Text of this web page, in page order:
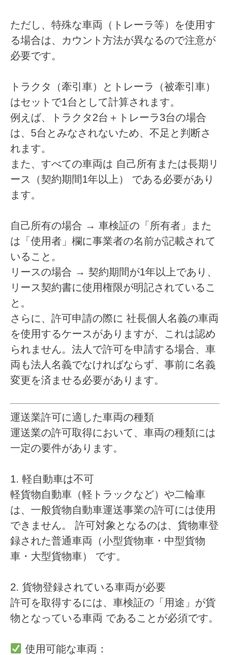
ただし、特殊な車両（トレーラ等）を使用す
る場合は、カウント方法が異なるので注意が
必要です。
トラクタ（牽引車）とトレーラ（被牽引車）
はセットで1台として計算されます。
例えば、トラクタ2台＋トレーラ3台の場合
は、5台とみなされないため、不足と判断さ
れます。
また、すべての車両は 自己所有または長期リ
ース（契約期間1年以上）
である必要があり
ます。
自己所有の場合 → 車検証の「所有者」また
は「使用者」欄に事業者の名前が記載されて
いること。
リースの場合 → 契約期間が1年以上であり、
リース契約書に使用権限が明記されているこ
と。
さらに、許可申請の際に 社長個人名義の車両
を使用するケースがありますが、これは認め
られません。法人で許可を申請する場合、車
両も法人名義でなければならず、事前に名義
変更を済ませる必要があります。
運送業許可に適した車両の種類
運送業の許可取得において、車両の種類には
一定の要件があります。
1. 軽自動車は不可
軽貨物自動車（軽トラックなど）や二輪車
は、一般貨物自動車運送事業の許可には使用
できません。
許可対象となるのは、 貨物車登
録された普通車両（小型貨物車・中型貨物
車・大型貨物車）
です。
2. 貨物登録されている車両が必要
許可を取得するには、 車検証の「用途」が貨
物となっている車両 であることが必須です。
使用可能な車両：